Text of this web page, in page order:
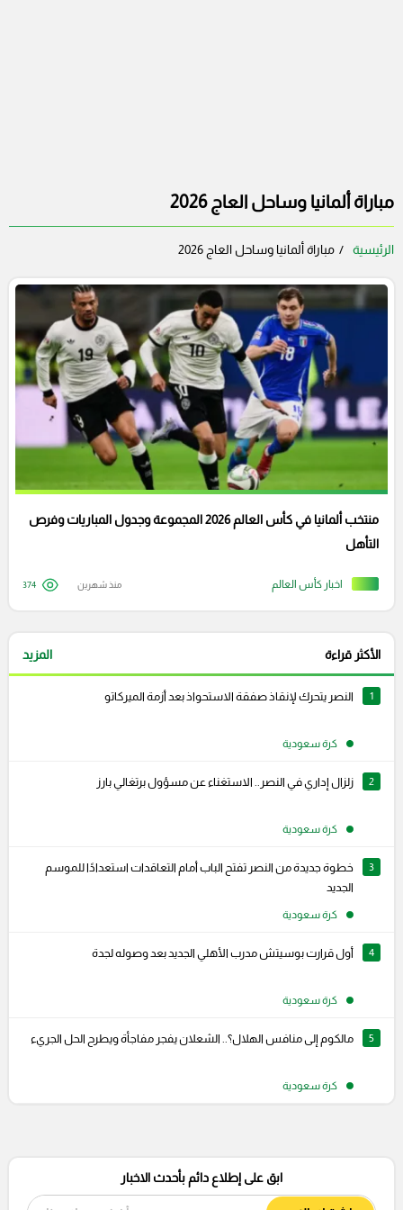
مباراة ألمانيا وساحل العاج 2026
الرئيسية مباراة ألمانيا وساحل العاج 2026
اخبار كأس العالم
منتخب ألمانيا في كأس العالم 2026 المجموعة وجدول المباريات وفرص
التأهل
منذ شهرين 374
الأكثر قراءة المزيد
1 النصر يتحرك لإنقاذ صفقة الاستحواذ بعد أزمة الميركاتو
كرة سعودية
2 زلزال إداري في النصر.. الاستغناء عن مسؤول برتغالي بارز
كرة سعودية
3
خطوة جديدة من النصر تفتح الباب أمام التعاقدات استعدادًا للموسم
الجديد
كرة سعودية
4 أول قرارت بوسيتش مدرب الأهلي الجديد بعد وصوله لجدة
كرة سعودية
5 مالكوم إلى منافس الهلال؟.. الشعلان يفجر مفاجأة ويطرح الحل الجريء
كرة سعودية
ابق على إطلاع دائم بأحدث الاخبار